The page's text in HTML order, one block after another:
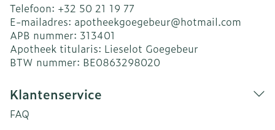
Telefoon: +32 50 21 19 77
E-mailadres: apotheekgoegebeur@hotmail.com
APB nummer: 313401
Apotheek titularis: Lieselot Goegebeur
BTW nummer: BE0863298020
Klantenservice
FAQ